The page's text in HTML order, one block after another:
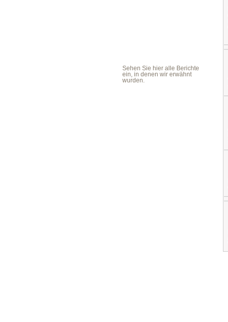
Sehen Sie hier alle Berichte
ein, in denen wir erwähnt
wurden.